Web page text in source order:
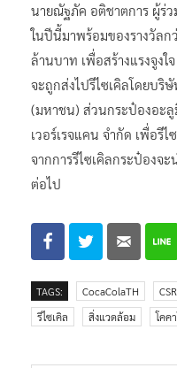
นายณัฐภัค อติชาตการ ผู้ร่ว
ในปีนี้มาพร้อมของรางวัลก
ล้านบาท เพื่อสร้างแรงจูงใ
จะถูกส่งไปรีไซเคิลโดยบริ
(มหาชน) ส่วนกระป๋องอะ
เวอร์เรจแคน จำกัด เพื่อรี
จากการรีไซเคิลกระป๋องจ
ต่อไป
TAGS: CocaColaTH CSR
รีไซเคิล
สิ่งแวดล้อม โคค